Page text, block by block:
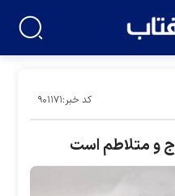
کد خبر:۹۰۱۱۷۱
و متلاطم است